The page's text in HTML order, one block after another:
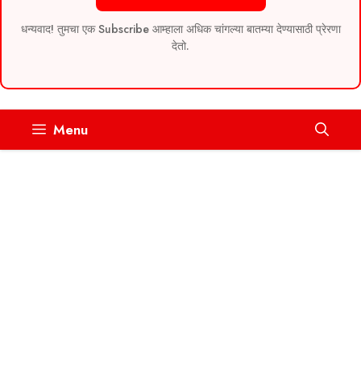
धन्यवाद! तुमचा एक Subscribe आम्हाला अधिक चांगल्या बातम्या देण्यासाठी प्रेरणा
देतो.
Menu